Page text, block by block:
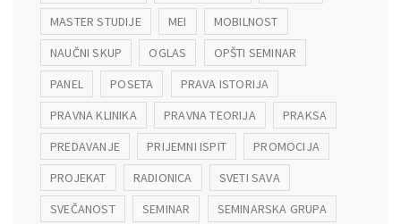
MASTER STUDIJE
MEI
MOBILNOST
NAUČNI SKUP
OGLAS
OPŠTI SEMINAR
PANEL
POSETA
PRAVA ISTORIJA
PRAVNA KLINIKA
PRAVNA TEORIJA
PRAKSA
PREDAVANJE
PRIJEMNI ISPIT
PROMOCIJA
PROJEKAT
RADIONICA
SVETI SAVA
SVEČANOST
SEMINAR
SEMINARSKA GRUPA